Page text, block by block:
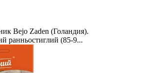
Bejo Zaden (Голандия).
ранньостиглий (85-9...